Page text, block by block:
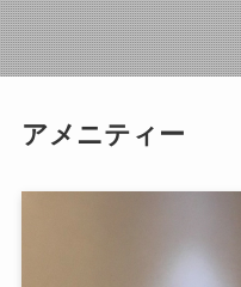
アメニティー